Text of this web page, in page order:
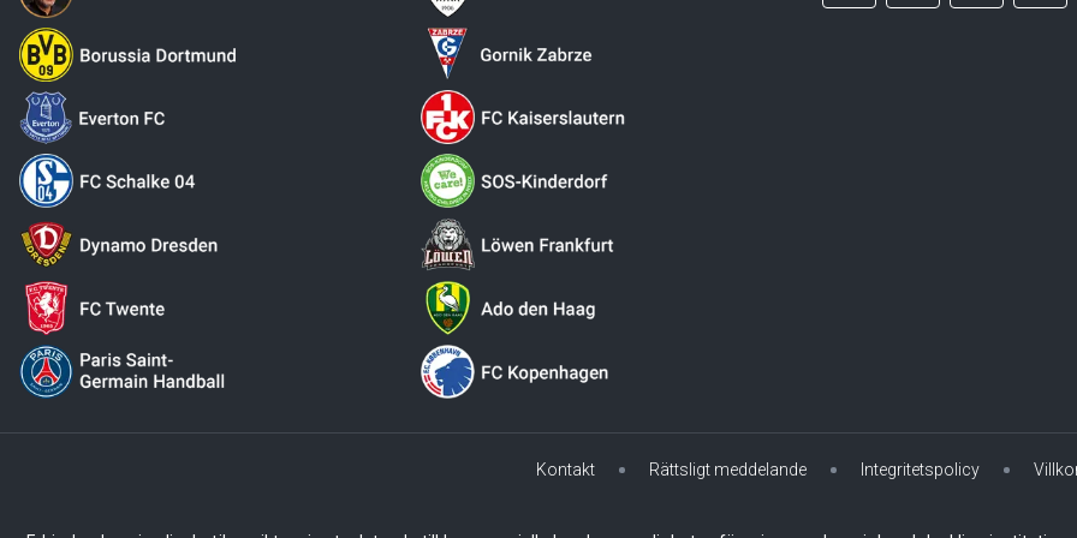
Kontakt Rättsligt meddelande Integritetspolicy